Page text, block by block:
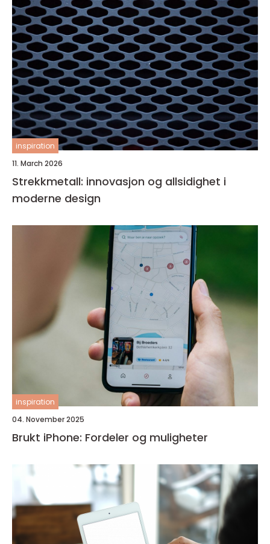
inspiration
11. March 2026
Strekkmetall: innovasjon og allsidighet i
moderne design
inspiration
04. November 2025
Brukt iPhone: Fordeler og muligheter